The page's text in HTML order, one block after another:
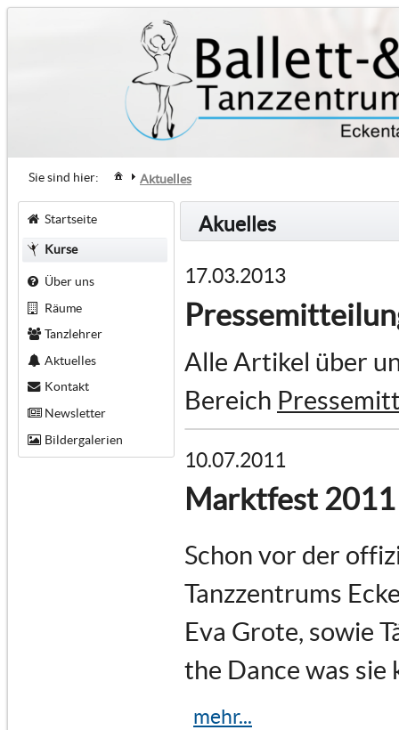
Sie sind hier: Aktuelles
Startseite
Kurse
Über uns
Räume
Tanzlehrer
Aktuelles
Kontakt
Newsletter
Bildergalerien
Akuelles
17.03.2013
Alle Artikel über
Bereich
10.07.2011
Marktfest 2011
Schon vor der
Tanzzentrums
Eva Grote, sowie
the Dance was sie
mehr...